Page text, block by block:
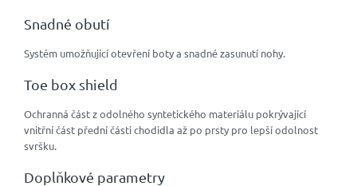
Snadné obutí
Systém umožňující otevření boty a snadné zasunutí nohy.
Toe box shield
Ochranná část z odolného syntetického materiálu pokrývající
vnitřní část přední části chodidla až po prsty pro lepší odolnost
svršku.
Doplňkové parametry